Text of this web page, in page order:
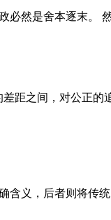
必然是舍本逐末。
距之间，对公正的
含义，后者则将传